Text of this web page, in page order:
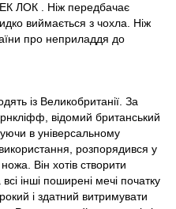
ЛОК . Ніж передбачає
виймається з чохла. Ніж
про неприладдя до
із Великобританії. За
відомий британський
в універсальному
розпорядився у
Він хотів створити
інші поширені мечі початку
і здатний витримувати